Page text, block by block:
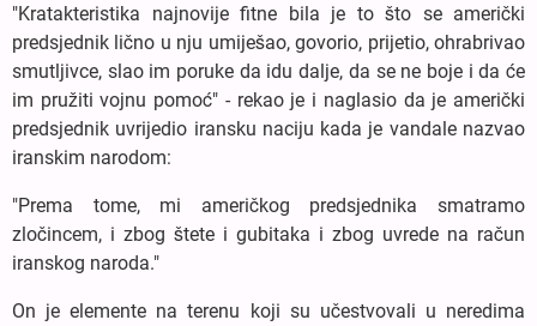
"Kratakteristika najnovije fitne bila je to što se američki
predsjednik lično u nju umiješao, govorio, prijetio, ohrabrivao
smutljivce, slao im poruke da idu dalje, da se ne boje i da će
im pružiti vojnu pomoć" - rekao je i naglasio da je američki
predsjednik uvrijedio iransku naciju kada je vandale nazvao
iranskim narodom:
"Prema tome, mi američkog predsjednika smatramo
zločincem, i zbog štete i gubitaka i zbog uvrede na račun
iranskog naroda."
On je elemente na terenu koji su učestvovali u neredima